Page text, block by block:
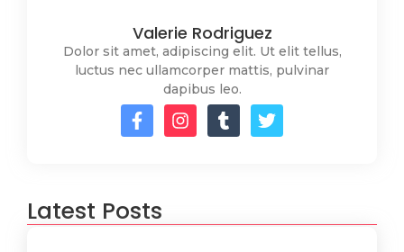
Valerie Rodriguez
Dolor sit amet, adipiscing elit. Ut elit tellus,
luctus nec ullamcorper mattis, pulvinar
dapibus leo.
Latest Posts